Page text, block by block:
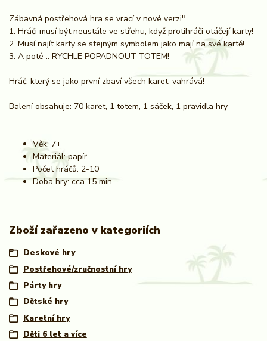
Zábavná postřehová hra se vrací v nové verzi"
1. Hráči musí být neustále ve střehu, když protihráči otáčejí karty!
2. Musí najít karty se stejným symbolem jako mají na své kartě!
3. A poté .. RYCHLE POPADNOUT TOTEM!
Hráč, který se jako první zbaví všech karet, vahrává!
Balení obsahuje: 70 karet, 1 totem, 1 sáček, 1 pravidla hry
Věk: 7+
Materiál: papír
Počet hráčů: 2-10
Doba hry: cca 15 min
Zboží zařazeno v kategoriích
Deskové hry
Postřehové/zručnostní hry
Párty hry
Dětské hry
Karetní hry
Děti 6 let a více